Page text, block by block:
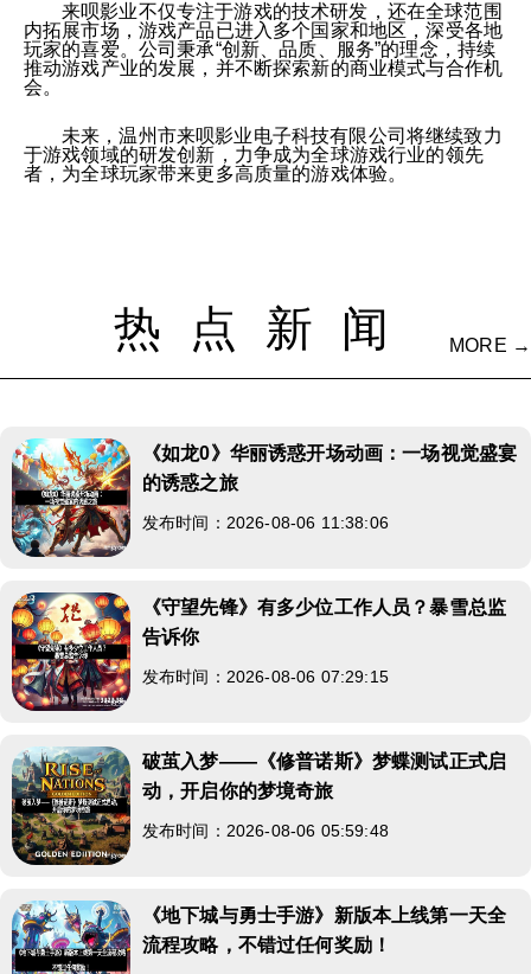
来呗影业不仅专注于游戏的技术研发，还在全球范围
内拓展市场，游戏产品已进入多个国家和地区，深受各地
玩家的喜爱。公司秉承“创新、品质、服务”的理念，持续
推动游戏产业的发展，并不断探索新的商业模式与合作机
会。
未来，温州市来呗影业电子科技有限公司将继续致力
于游戏领域的研发创新，力争成为全球游戏行业的领先
者，为全球玩家带来更多高质量的游戏体验。
热点新闻 MORE →
《如龙0》华丽诱惑开场动画：一场视觉盛宴
的诱惑之旅
发布时间：2026-08-06 11:38:06
《守望先锋》有多少位工作人员？暴雪总监
告诉你
发布时间：2026-08-06 07:29:15
破茧入梦——《修普诺斯》梦蝶测试正式启
动，开启你的梦境奇旅
发布时间：2026-08-06 05:59:48
《地下城与勇士手游》新版本上线第一天全
流程攻略，不错过任何奖励！